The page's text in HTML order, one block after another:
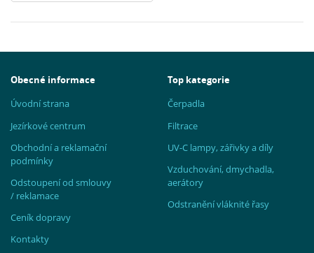
Obecné informace
Úvodní strana
Jezírkové centrum
Obchodní a reklamační
podmínky
Odstoupení od smlouvy
/ reklamace
Ceník dopravy
Kontakty
Top kategorie
Čerpadla
Filtrace
UV-C lampy, zářivky a díly
Vzduchování, dmychadla,
aerátory
Odstranění vláknité řasy